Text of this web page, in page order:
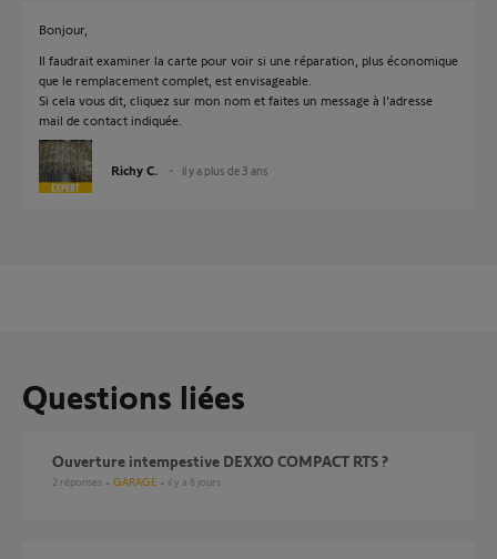
Bonjour,
Il faudrait examiner la carte pour voir si une réparation, plus économique
que le remplacement complet, est envisageable.
Si cela vous dit, cliquez sur mon nom et faites un message à l'adresse
mail de contact indiquée.
Richy C. il y a plus de 3 ans
Questions liées
Ouverture intempestive DEXXO COMPACT RTS ?
2 réponses GARAGE il y a 8 jours